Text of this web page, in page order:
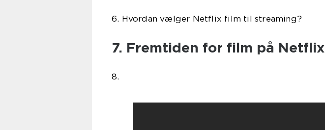
6. Hvordan vælger Netflix film til streaming?
7. Fremtiden for film på Netflix
8.